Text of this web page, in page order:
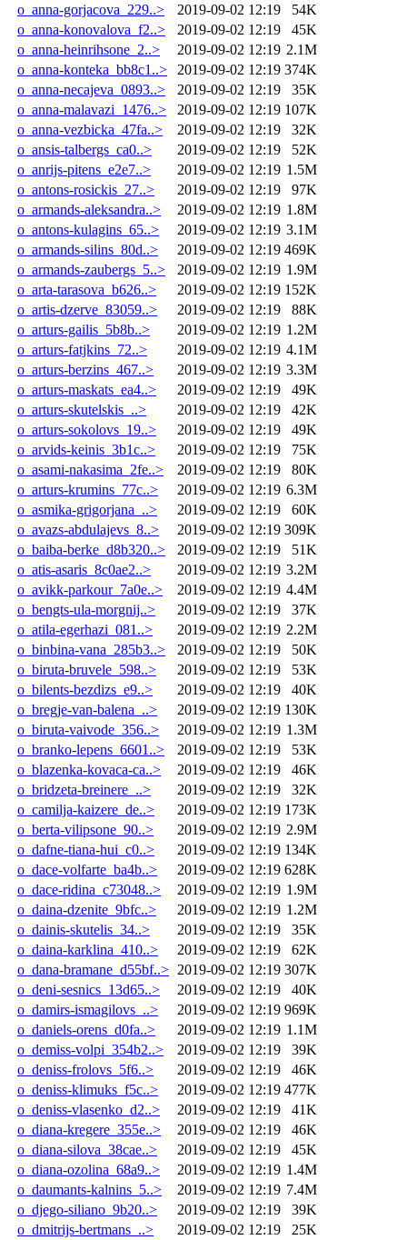
o_anna-gorjacova_229..>
2019-09-02 12:19
54K
o_anna-konovalova_f2..>
2019-09-02 12:19
45K
o_anna-heinrihsone_2..>
2019-09-02 12:19 2.1M
o_anna-konteka_bb8c1..>
2019-09-02 12:19 374K
o_anna-necajeva_0893..>
2019-09-02 12:19
35K
o_anna-malavazi_1476..>
2019-09-02 12:19 107K
o_anna-vezbicka_47fa..>
2019-09-02 12:19
32K
o_ansis-talbergs_ca0..>
2019-09-02 12:19
52K
o_anrijs-pitens_e2e7..>
2019-09-02 12:19 1.5M
o_antons-rosickis_27..>
2019-09-02 12:19
97K
o_armands-aleksandra..>
2019-09-02 12:19 1.8M
o_antons-kulagins_65..>
2019-09-02 12:19 3.1M
o_armands-silins_80d..>
2019-09-02 12:19 469K
o_armands-zaubergs_5..>
2019-09-02 12:19 1.9M
o_arta-tarasova_b626..>
2019-09-02 12:19 152K
o_artis-dzerve_83059..>
2019-09-02 12:19
88K
o_arturs-gailis_5b8b..>
2019-09-02 12:19 1.2M
o_arturs-fatjkins_72..>
2019-09-02 12:19 4.1M
o_arturs-berzins_467..>
2019-09-02 12:19 3.3M
o_arturs-maskats_ea4..>
2019-09-02 12:19
49K
o_arturs-skutelskis_..>
2019-09-02 12:19
42K
o_arturs-sokolovs_19..>
2019-09-02 12:19
49K
o_arvids-keinis_3b1c..>
2019-09-02 12:19
75K
o_asami-nakasima_2fe..>
2019-09-02 12:19
80K
o_arturs-krumins_77c..>
2019-09-02 12:19 6.3M
o_asmika-grigorjana_..>
2019-09-02 12:19
60K
o_avazs-abdulajevs_8..>
2019-09-02 12:19 309K
o_baiba-berke_d8b320..>
2019-09-02 12:19
51K
o_atis-asaris_8c0ae2..>
2019-09-02 12:19 3.2M
o_avikk-parkour_7a0e..>
2019-09-02 12:19 4.4M
o_bengts-ula-morgnij..>
2019-09-02 12:19
37K
o_atila-egerhazi_081..>
2019-09-02 12:19 2.2M
o_binbina-vana_285b3..>
2019-09-02 12:19
50K
o_biruta-bruvele_598..>
2019-09-02 12:19
53K
o_bilents-bezdizs_e9..>
2019-09-02 12:19
40K
o_bregje-van-balena_..>
2019-09-02 12:19 130K
o_biruta-vaivode_356..>
2019-09-02 12:19 1.3M
o_branko-lepens_6601..>
2019-09-02 12:19
53K
o_blazenka-kovaca-ca..>
2019-09-02 12:19
46K
o_bridzeta-breinere_..>
2019-09-02 12:19
32K
o_camilja-kaizere_de..>
2019-09-02 12:19 173K
o_berta-vilipsone_90..>
2019-09-02 12:19 2.9M
o_dafne-tiana-hui_c0..>
2019-09-02 12:19 134K
o_dace-volfarte_ba4b..>
2019-09-02 12:19 628K
o_dace-ridina_c73048..>
2019-09-02 12:19 1.9M
o_daina-dzenite_9bfc..>
2019-09-02 12:19 1.2M
o_dainis-skutelis_34..>
2019-09-02 12:19
35K
o_daina-karklina_410..>
2019-09-02 12:19
62K
o_dana-bramane_d55bf..> 2019-09-02 12:19 307K
o_deni-sesnics_13d65..>
2019-09-02 12:19
40K
o_damirs-ismagilovs_..>
2019-09-02 12:19 969K
o_daniels-orens_d0fa..>
2019-09-02 12:19 1.1M
o_demiss-volpi_354b2..>
2019-09-02 12:19
39K
o_deniss-frolovs_5f6..>
2019-09-02 12:19
46K
o_deniss-klimuks_f5c..>
2019-09-02 12:19 477K
o_deniss-vlasenko_d2..>
2019-09-02 12:19
41K
o_diana-kregere_355e..>
2019-09-02 12:19
46K
o_diana-silova_38cae..>
2019-09-02 12:19
45K
o_diana-ozolina_68a9..>
2019-09-02 12:19 1.4M
o_daumants-kalnins_5..>
2019-09-02 12:19 7.4M
o_djego-siliano_9b20..>
2019-09-02 12:19
39K
o_dmitrijs-bertmans_..>
2019-09-02 12:19
25K